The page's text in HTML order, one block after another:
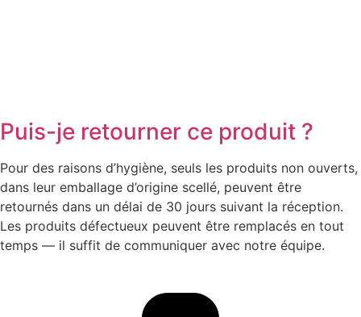
Puis-je retourner ce produit ?
Pour des raisons d’hygiène, seuls les produits non ouverts,
dans leur emballage d’origine scellé, peuvent être
retournés dans un délai de 30 jours suivant la réception.
Les produits défectueux peuvent être remplacés en tout
temps — il suffit de communiquer avec notre équipe.